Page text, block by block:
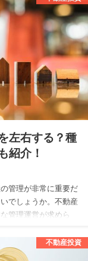
左右する？種
紹介！
管理が非常に重要だ
でしょうか。不動産
管理運営が求めら
不動産投資